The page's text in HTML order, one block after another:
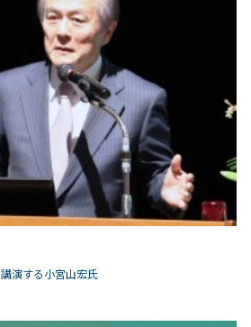
講演する小宮山宏氏